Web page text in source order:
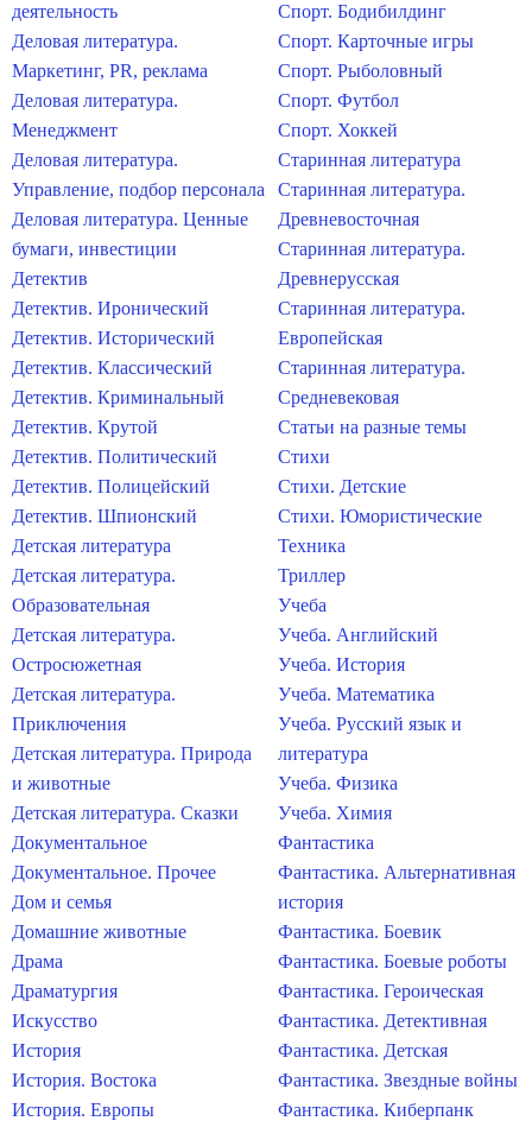
деятельность
Деловая литература.
Маркетинг, PR, реклама
Деловая литература.
Менеджмент
Деловая литература.
Управление, подбор персонала
Деловая литература. Ценные
бумаги, инвестиции
Детектив
Детектив. Иронический
Детектив. Исторический
Детектив. Классический
Детектив. Криминальный
Детектив. Крутой
Детектив. Политический
Детектив. Полицейский
Детектив. Шпионский
Детская литература
Детская литература.
Образовательная
Детская литература.
Остросюжетная
Детская литература.
Приключения
Детская литература. Природа
и животные
Детская литература. Сказки
Документальное
Документальное. Прочее
Дом и семья
Домашние животные
Драма
Драматургия
Искусство
История
История. Востока
История. Европы
Спорт. Бодибилдинг
Спорт. Карточные игры
Спорт. Рыболовный
Спорт. Футбол
Спорт. Хоккей
Старинная литература
Старинная литература.
Древневосточная
Старинная литература.
Древнерусская
Старинная литература.
Европейская
Старинная литература.
Средневековая
Статьи на разные темы
Стихи
Стихи. Детские
Стихи. Юмористические
Техника
Триллер
Учеба
Учеба. Английский
Учеба. История
Учеба. Математика
Учеба. Русский язык и
литература
Учеба. Физика
Учеба. Химия
Фантастика
Фантастика. Альтернативная
история
Фантастика. Боевик
Фантастика. Боевые роботы
Фантастика. Героическая
Фантастика. Детективная
Фантастика. Детская
Фантастика. Звездные войны
Фантастика. Киберпанк